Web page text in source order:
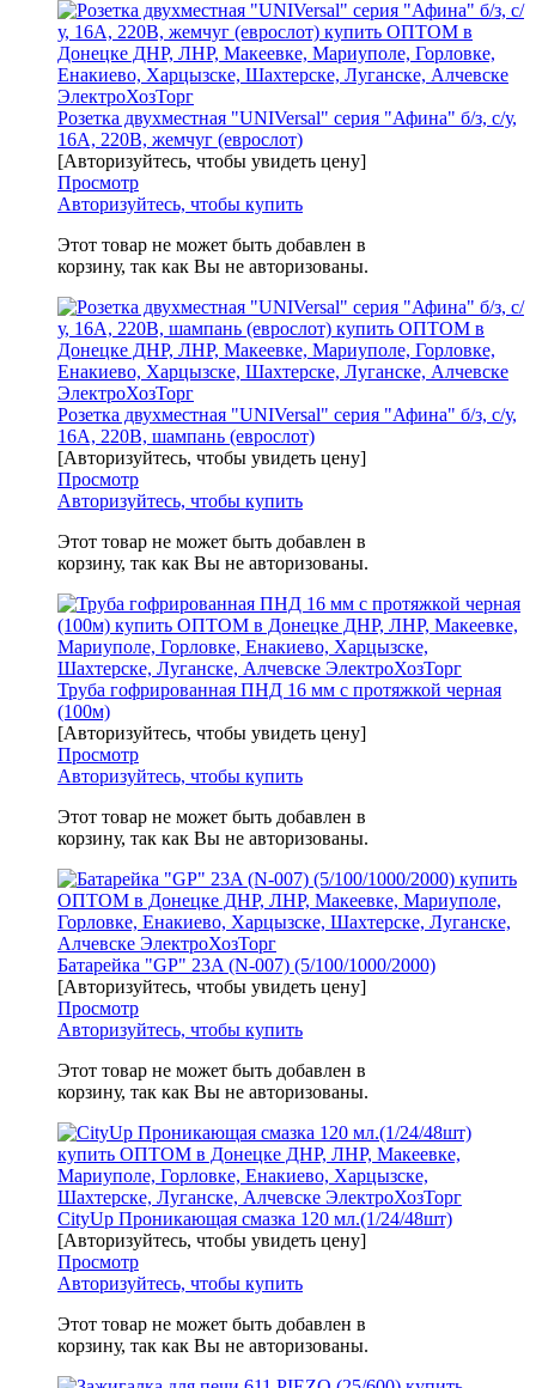
Розетка двухместная "UNIVersal" серия "Афина" б/з, с/у,
16А, 220В, жемчуг (еврослот)
[Авторизуйтесь, чтобы увидеть цену]
Просмотр
Авторизуйтесь, чтобы купить
Этот товар не может быть добавлен в
корзину, так как Вы не авторизованы.
Розетка двухместная "UNIVersal" серия "Афина" б/з, с/у,
16А, 220В, шампань (еврослот)
[Авторизуйтесь, чтобы увидеть цену]
Просмотр
Авторизуйтесь, чтобы купить
Этот товар не может быть добавлен в
корзину, так как Вы не авторизованы.
Труба гофрированная ПНД 16 мм с протяжкой черная
(100м)
[Авторизуйтесь, чтобы увидеть цену]
Просмотр
Авторизуйтесь, чтобы купить
Этот товар не может быть добавлен в
корзину, так как Вы не авторизованы.
Батарейка "GР" 23A (N-007) (5/100/1000/2000)
[Авторизуйтесь, чтобы увидеть цену]
Просмотр
Авторизуйтесь, чтобы купить
Этот товар не может быть добавлен в
корзину, так как Вы не авторизованы.
CityUp Проникающая смазка 120 мл.(1/24/48шт)
[Авторизуйтесь, чтобы увидеть цену]
Просмотр
Авторизуйтесь, чтобы купить
Этот товар не может быть добавлен в
корзину, так как Вы не авторизованы.